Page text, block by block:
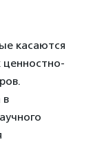
касаются
ценностно-
в